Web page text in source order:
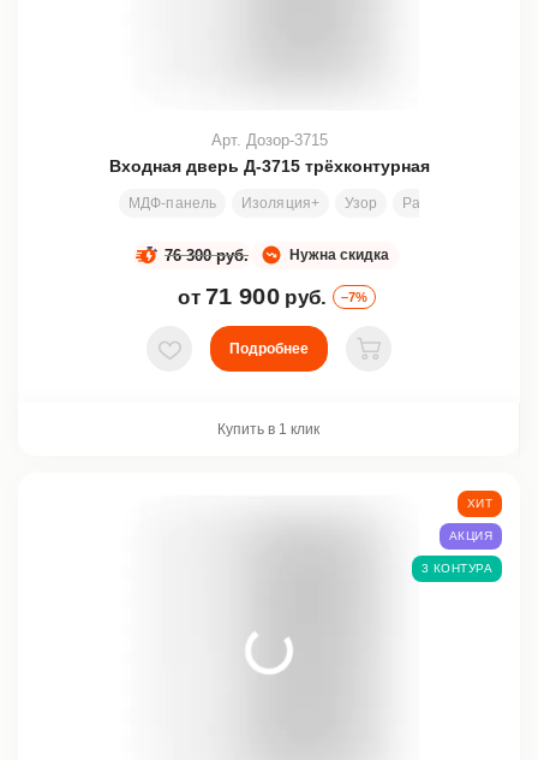
Входная дверь Д-3715 трёхконтурная
МДФ-панель Изоляция+ Узор Размеры под заказ
Арт. Дозор-3715
Нужна скидка
76 300 руб.
от 71 900 руб. –7%
В избранное
Подробнее
В корзину
Купить в 1 клик
ХИТ
АКЦИЯ
3 КОНТУРА